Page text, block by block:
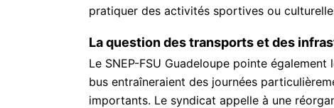
pratiquer des activités sportives ou
La question des transports et des
Le SNEP-FSU Guadeloupe pointe
bus entraîneraient des journées
importants. Le syndicat appelle à une